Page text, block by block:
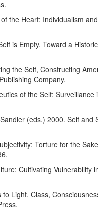
the Heart: Individualism
is Empty. Toward a
the Self, Constructing
Company.
of the Self:
(eds.) 2000. Self and
Torture for the
Cultivating Vulnerability
Light. Class,